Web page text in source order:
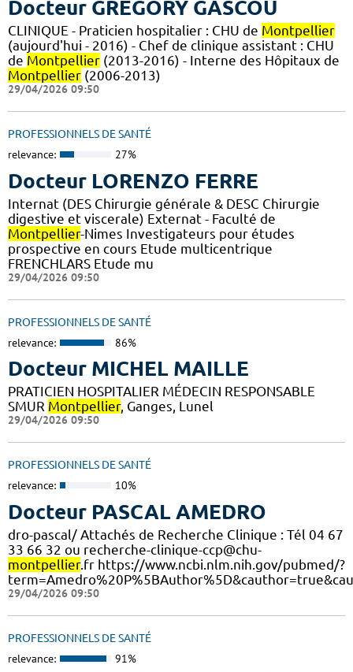
Docteur GREGORY GASCOU
CLINIQUE - Praticien hospitalier : CHU de Montpellier
(aujourd'hui - 2016) - Chef de clinique assistant : CHU
de Montpellier (2013-2016) - Interne des Hôpitaux de
Montpellier (2006-2013)
29/04/2026 09:50
PROFESSIONNELS DE SANTÉ
relevance: 27%
Docteur LORENZO FERRE
Internat (DES Chirurgie générale & DESC Chirurgie
digestive et viscerale) Externat - Faculté de
Montpellier-Nimes Investigateurs pour études
prospective en cours Etude multicentrique
FRENCHLARS Etude mu
29/04/2026 09:50
PROFESSIONNELS DE SANTÉ
relevance: 86%
Docteur MICHEL MAILLE
PRATICIEN HOSPITALIER MÉDECIN RESPONSABLE
SMUR Montpellier, Ganges, Lunel
29/04/2026 09:50
PROFESSIONNELS DE SANTÉ
relevance: 10%
Docteur PASCAL AMEDRO
dro-pascal/ Attachés de Recherche Clinique : Tél 04 67
33 66 32 ou recherche-clinique-ccp@chu-
montpellier.fr https://www.ncbi.nlm.nih.gov/pubmed/?
29/04/2026 09:50
PROFESSIONNELS DE SANTÉ
relevance: 91%